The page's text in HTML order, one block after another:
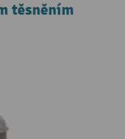
těsněním